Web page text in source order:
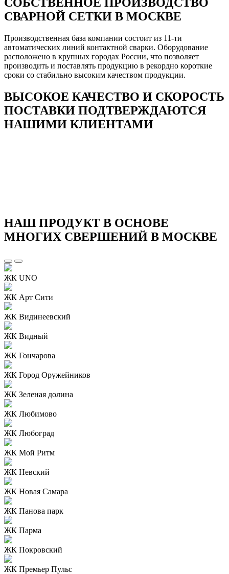
СОБСТВЕННОЕ ПРОИЗВОДСТВО
СВАРНОЙ СЕТКИ В МОСКВЕ
Производственная база компании состоит из 11-ти
автоматических линий контактной сварки. Оборудование
расположено в крупных городах России, что позволяет
производить и поставлять продукцию в рекордно короткие
сроки со стабильно высоким качеством продукции.
ВЫСОКОЕ КАЧЕСТВО И СКОРОСТЬ
ПОСТАВКИ ПОДТВЕРЖДАЮТСЯ
НАШИМИ КЛИЕНТАМИ
НАШ ПРОДУКТ В ОСНОВЕ
МНОГИХ СВЕРШЕНИЙ В МОСКВЕ
ЖК UNO
ЖК Арт Сити
ЖК Видинеевский
ЖК Видный
ЖК Гончарова
ЖК Город Оружейников
ЖК Зеленая долина
ЖК Любимово
ЖК Любоград
ЖК Мой Ритм
ЖК Невский
ЖК Новая Самара
ЖК Панова парк
ЖК Парма
ЖК Покровский
ЖК Премьер Пульс